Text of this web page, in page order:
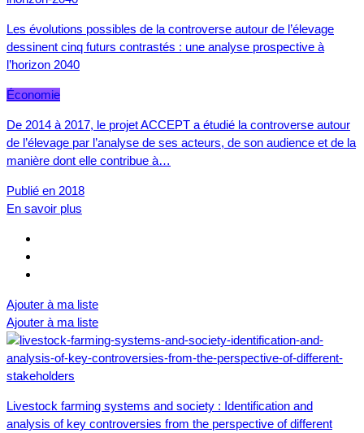
Les évolutions possibles de la controverse autour de l’élevage
dessinent cinq futurs contrastés : une analyse prospective à
l’horizon 2040
Économie
De 2014 à 2017, le projet ACCEPT a étudié la controverse autour
de l’élevage par l’analyse de ses acteurs, de son audience et de la
manière dont elle contribue à…
Publié en 2018
En savoir plus
Ajouter à ma liste
Ajouter à ma liste
Livestock farming systems and society : Identification and
analysis of key controversies from the perspective of different